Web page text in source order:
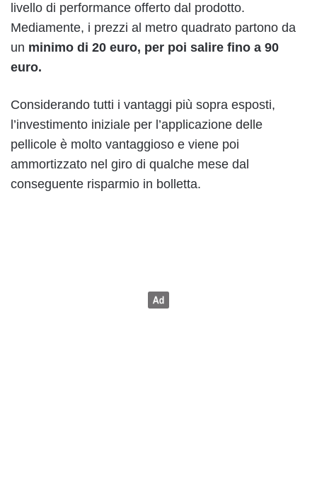
livello di performance offerto dal prodotto.
Mediamente, i prezzi al metro quadrato partono da
un minimo di 20 euro, per poi salire fino a 90
euro.
Considerando tutti i vantaggi più sopra esposti,
l’investimento iniziale per l’applicazione delle
pellicole è molto vantaggioso e viene poi
ammortizzato nel giro di qualche mese dal
conseguente risparmio in bolletta.